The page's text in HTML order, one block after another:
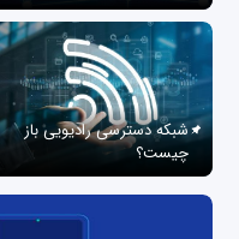
شبکه دسترسی رادیویی باز
چیست؟